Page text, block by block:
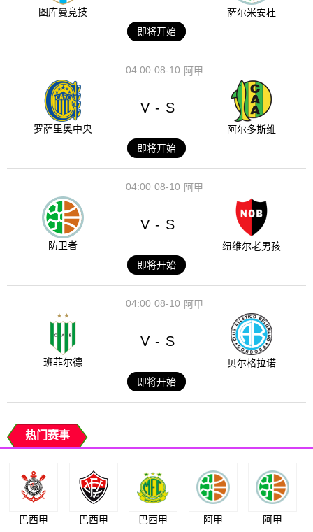
图库曼竞技
萨尔米安杜
即将开始
08-10
04:00 阿甲
罗萨里奥中央
V - S
阿尔多斯维
即将开始
08-10
04:00 阿甲
防卫者
V - S
纽维尔老男孩
即将开始
08-10
04:00 阿甲
班菲尔德
V - S
贝尔格拉诺
即将开始
热门赛事
巴西甲 巴西甲 巴西甲 阿甲 阿甲